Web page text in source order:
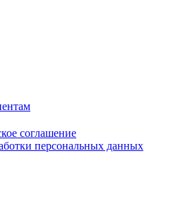
соглашение
персональных данных